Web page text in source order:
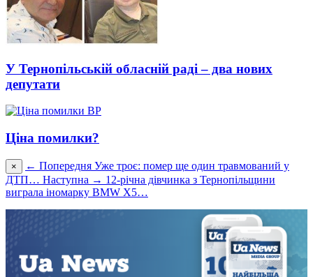
У Тернопільській обласній раді – два нових
депутати
Ціна помилки?
× ← Попередня Уже троє: помер ще один травмований у
ДТП… Наступна → 12-річна дівчинка з Тернопільщини
виграла іномарку BMW X5…